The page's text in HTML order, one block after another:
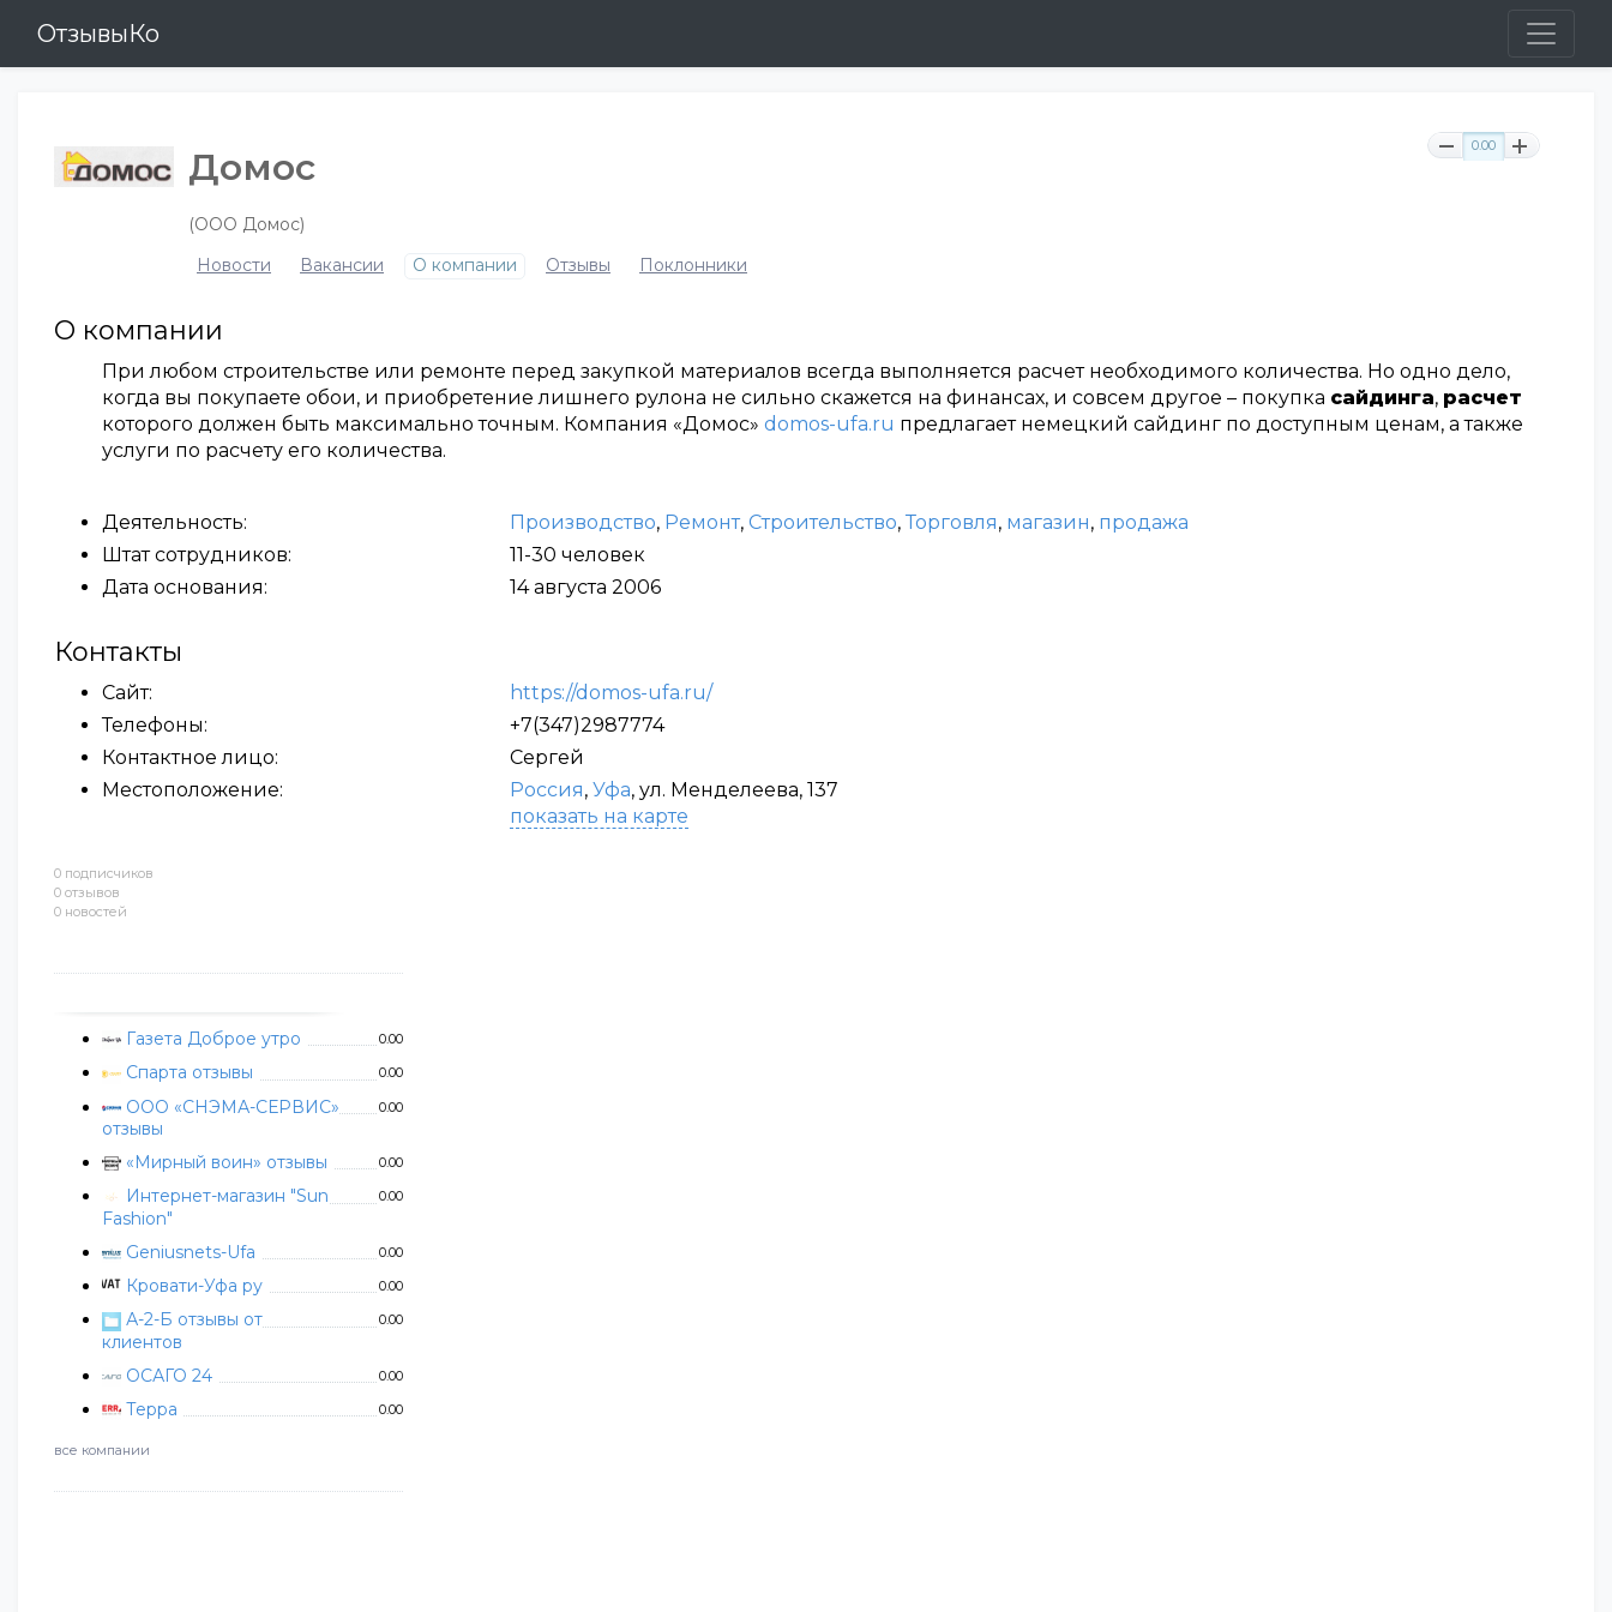
ОтзывыКо
0 подписчиков
0 отзывов
0 новостей
Газета Доброе утро 0.00
Спарта отзывы 0.00
ООО «СНЭМА-СЕРВИС»
отзывы
0.00
«Мирный воин» отзывы 0.00
Интернет-магазин "Sun
Fashion"
0.00
Geniusnets-Ufa 0.00
Кровати-Уфа ру 0.00
А-2-Б отзывы от
клиентов
0.00
ОСАГО 24 0.00
Терра 0.00
все компании
0.00
Домос
(ООО Домос)
Новости
Вакансии О компании Отзывы Поклонники
О компании
При любом строительстве или ремонте перед закупкой материалов всегда выполняется расчет необходимого количества. Но одно дело,
когда вы покупаете обои, и приобретение лишнего рулона не сильно скажется на финансах, и совсем другое – покупка сайдинга, расчет
которого должен быть максимально точным. Компания «Домос» domos-ufa.ru предлагает немецкий сайдинг по доступным ценам, а также
услуги по расчету его количества.
Деятельность: Производство, Ремонт, Строительство, Торговля, магазин, продажа
Штат сотрудников:
11-30 человек
Дата основания:
14 августа 2006
Контакты
Сайт:
https://domos-ufa.ru/
Телефоны:
+7(347)2987774
Контактное лицо:
Сергей
Местоположение:
Россия, Уфа, ул. Менделеева, 137
показать на карте